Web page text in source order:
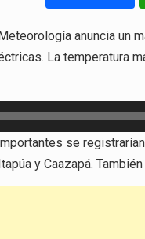
anuncia un
La temperatura
se
y Caazapá.